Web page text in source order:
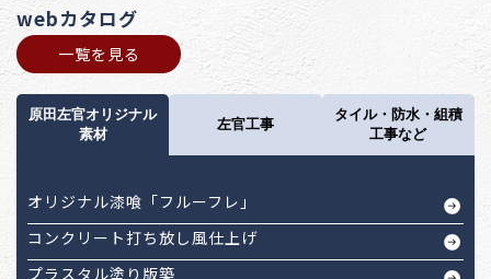
webカタログ
一覧を見る
原田左官オリジナル
素材
左官工事
タイル・防水・組積
工事など
オリジナル漆喰「フルーフレ」
コンクリート打ち放し風仕上げ
プラスタル塗り版築